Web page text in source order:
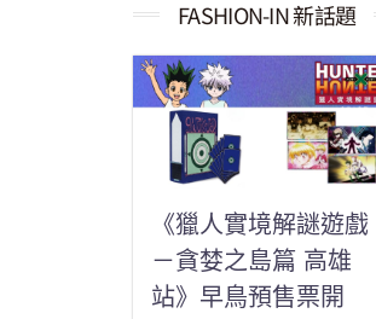
果： FASHION-IN 新話題
《獵人實境解謎遊戲
－貪婪之島篇 高雄
站》早鳥預售票開